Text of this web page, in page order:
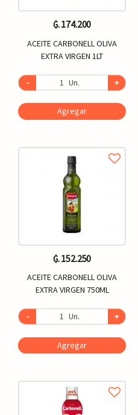
₲. 174.200
ACEITE CARBONELL OLIVA
EXTRA VIRGEN 1LT
- Un. +
Agregar
₲. 152.250
ACEITE CARBONELL OLIVA
EXTRA VIRGEN 750ML
- Un. +
Agregar